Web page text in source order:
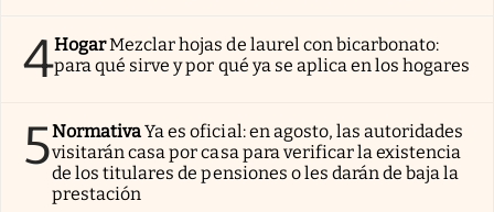
4HogarMezclar hojas de laurel con bicarbonato:
para qué sirve y por qué ya se aplica en los hogares
5NormativaYa es oficial: en agosto, las autoridades
visitarán casa por casa para verificar la existencia
de los titulares de pensiones o les darán de baja la
prestación